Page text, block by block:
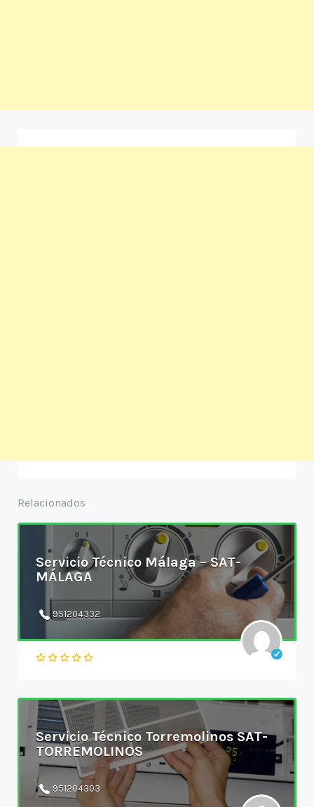
Relacionados
Servicio Técnico Málaga – SAT-
MÁLAGA
951204332
Servicio Técnico Torremolinos SAT-
TORREMOLINOS
951204303